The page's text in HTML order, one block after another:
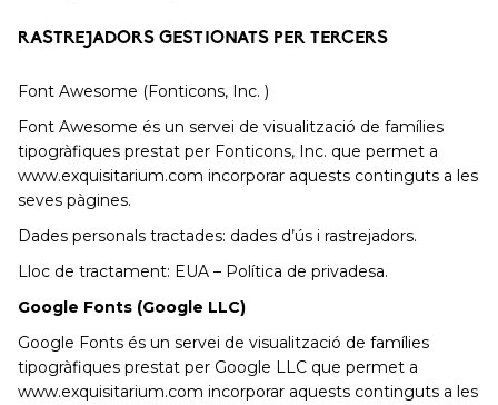
RASTREJADORS GESTIONATS PER TERCERS
Font Awesome (Fonticons, Inc. )
Font Awesome és un servei de visualització de famílies
tipogràfiques prestat per Fonticons, Inc. que permet a
www.exquisitarium.com incorporar aquests continguts a les
seves pàgines.
Dades personals tractades: dades d’ús i rastrejadors.
Lloc de tractament: EUA – Política de privadesa.
Google Fonts (Google LLC)
Google Fonts és un servei de visualització de famílies
tipogràfiques prestat per Google LLC que permet a
www.exquisitarium.com incorporar aquests continguts a les